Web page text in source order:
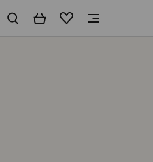
WarenkorbMerkliste